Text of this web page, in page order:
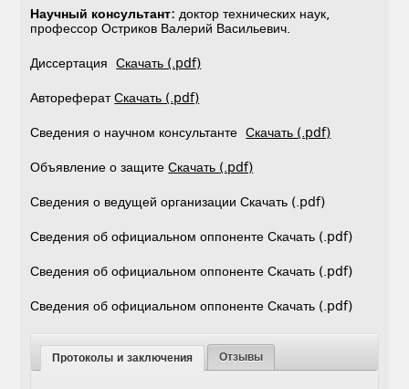
Научный консультант: доктор технических наук,
профессор Остриков Валерий Васильевич.
ДиссертацияСкачать (.pdf)
АвторефератСкачать (.pdf)
Сведения о научном консультантеСкачать (.pdf)
Объявление о защитеСкачать (.pdf)
Сведения о ведущей организации Скачать (.pdf)
Сведения об официальном оппоненте Скачать (.pdf)
Сведения об официальном оппоненте Скачать (.pdf)
Сведения об официальном оппоненте Скачать (.pdf)
Протоколы и заключения Отзывы